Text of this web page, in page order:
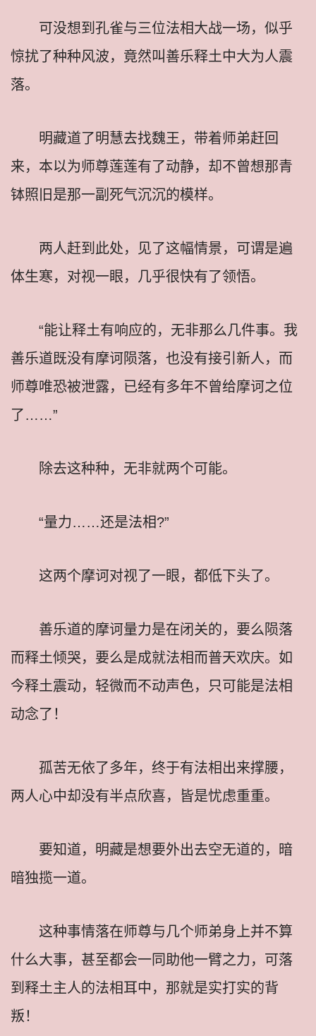
可没想到孔雀与三位法相大战一场，似乎
惊扰了种种风波，竟然叫善乐释土中大为人震
落。
明藏道了明慧去找魏王，带着师弟赶回
来，本以为师尊莲莲有了动静，却不曾想那青
钵照旧是那一副死气沉沉的模样。
两人赶到此处，见了这幅情景，可谓是遍
体生寒，对视一眼，几乎很快有了领悟。
“能让释土有响应的，无非那么几件事。我
善乐道既没有摩诃陨落，也没有接引新人，而
师尊唯恐被泄露，已经有多年不曾给摩诃之位
了……”
除去这种种，无非就两个可能。
“量力……还是法相?”
这两个摩诃对视了一眼，都低下头了。
善乐道的摩诃量力是在闭关的，要么陨落
而释土倾哭，要么是成就法相而普天欢庆。如
今释土震动，轻微而不动声色，只可能是法相
动念了！
孤苦无依了多年，终于有法相出来撑腰，
两人心中却没有半点欣喜，皆是忧虑重重。
要知道，明藏是想要外出去空无道的，暗
暗独揽一道。
这种事情落在师尊与几个师弟身上并不算
什么大事，甚至都会一同助他一臂之力，可落
到释土主人的法相耳中，那就是实打实的背
叛！